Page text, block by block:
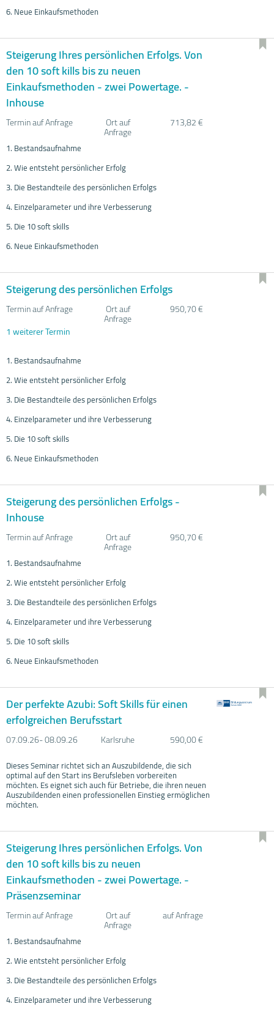
6. Neue Einkaufsmethoden
Steigerung Ihres persönlichen Erfolgs. Von
den 10 soft kills bis zu neuen
Einkaufsmethoden - zwei Powertage. -
Inhouse
Termin auf Anfrage Ort auf
Anfrage
713,82 €
1. Bestandsaufnahme
2. Wie entsteht persönlicher Erfolg
3. Die Bestandteile des persönlichen Erfolgs
4. Einzelparameter und ihre Verbesserung
5. Die 10 soft skills
6. Neue Einkaufsmethoden
Steigerung des persönlichen Erfolgs
Termin auf Anfrage Ort auf
Anfrage
950,70 €
1 weiterer Termin
1. Bestandsaufnahme
2. Wie entsteht persönlicher Erfolg
3. Die Bestandteile des persönlichen Erfolgs
4. Einzelparameter und ihre Verbesserung
5. Die 10 soft skills
6. Neue Einkaufsmethoden
Steigerung des persönlichen Erfolgs -
Inhouse
Termin auf Anfrage Ort auf
Anfrage
950,70 €
1. Bestandsaufnahme
2. Wie entsteht persönlicher Erfolg
3. Die Bestandteile des persönlichen Erfolgs
4. Einzelparameter und ihre Verbesserung
5. Die 10 soft skills
6. Neue Einkaufsmethoden
Der perfekte Azubi: Soft Skills für einen
erfolgreichen Berufsstart
07.09.26- 08.09.26 Karlsruhe 590,00 €
Dieses Seminar richtet sich an Auszubildende, die sich
optimal auf den Start ins Berufsleben vorbereiten
möchten. Es eignet sich auch für Betriebe, die ihren neuen
Auszubildenden einen professionellen Einstieg ermöglichen
möchten.
Steigerung Ihres persönlichen Erfolgs. Von
den 10 soft kills bis zu neuen
Einkaufsmethoden - zwei Powertage. -
Präsenzseminar
Termin auf Anfrage Ort auf
Anfrage
auf Anfrage
1. Bestandsaufnahme
2. Wie entsteht persönlicher Erfolg
3. Die Bestandteile des persönlichen Erfolgs
4. Einzelparameter und ihre Verbesserung